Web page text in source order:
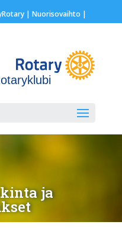
| Nuorisovaihto |
ja